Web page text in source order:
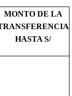
MONTO DE LA
HASTA S/